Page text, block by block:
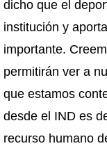
dicho que el
institución y
importante.
permitirán ver a
que estamos
desde el IND es
recurso humano